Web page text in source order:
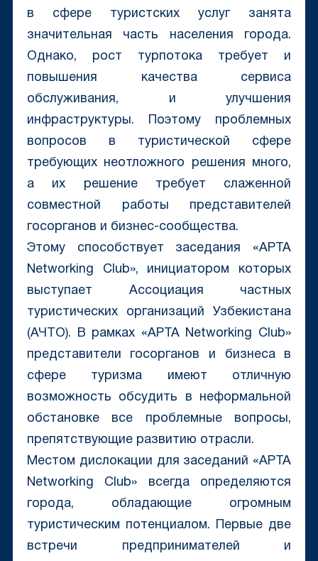
в сфере туристских услуг занята
значительная часть населения города.
Однако, рост турпотока требует и
повышения качества сервиса
обслуживания, и улучшения
инфраструктуры. Поэтому проблемных
вопросов в туристической сфере
требующих неотложного решения много,
а их решение требует слаженной
совместной работы представителей
госорганов и бизнес-сообщества.
Этому способствует заседания «APTA
Networking Club», инициатором которых
выступает Ассоциация частных
туристических организаций Узбекистана
(АЧТО). В рамках «APTA Networking Club»
представители госорганов и бизнеса в
сфере туризма имеют отличную
возможность обсудить в неформальной
обстановке все проблемные вопросы,
препятствующие развитию отрасли.
Местом дислокации для заседаний «APTA
Networking Club» всегда определяются
города, обладающие огромным
туристическим потенциалом. Первые две
встречи предпринимателей и